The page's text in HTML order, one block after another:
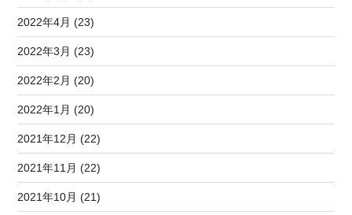
2022年4月 (23)
2022年3月 (23)
2022年2月 (20)
2022年1月 (20)
2021年12月 (22)
2021年11月 (22)
2021年10月 (21)